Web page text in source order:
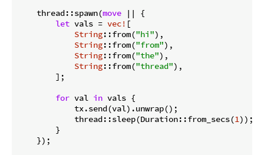
    thread::spawn(
move || {
let vals = vec! [
String::from("hi"),
String::from("from"),
String::from("the"),
String::from("thread"),
        ];
for val in vals {
            tx.send(val).unwrap();
            thread::sleep(Duration::from_secs(
1));
        }
    });